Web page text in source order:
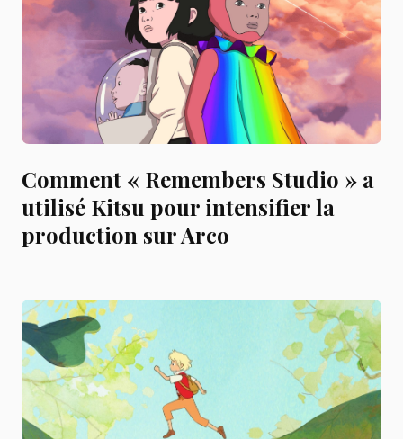
Comment « Remembers Studio » a
utilisé Kitsu pour intensifier la
production sur Arco